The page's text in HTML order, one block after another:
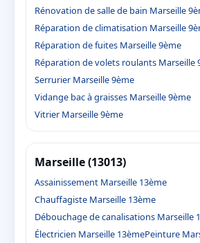
Rénovation de salle de bain Marseille
Réparation de climatisation Marseille
Réparation de fuites Marseille 9ème
Réparation de volets roulants Marseille
Serrurier Marseille 9ème
Vidange bac à graisses Marseille 9ème
Vitrier Marseille 9ème
Marseille (13013)
Assainissement Marseille 13ème
Chauffagiste Marseille 13ème
Débouchage de canalisations Marseille
Électricien Marseille 13èmePeinture